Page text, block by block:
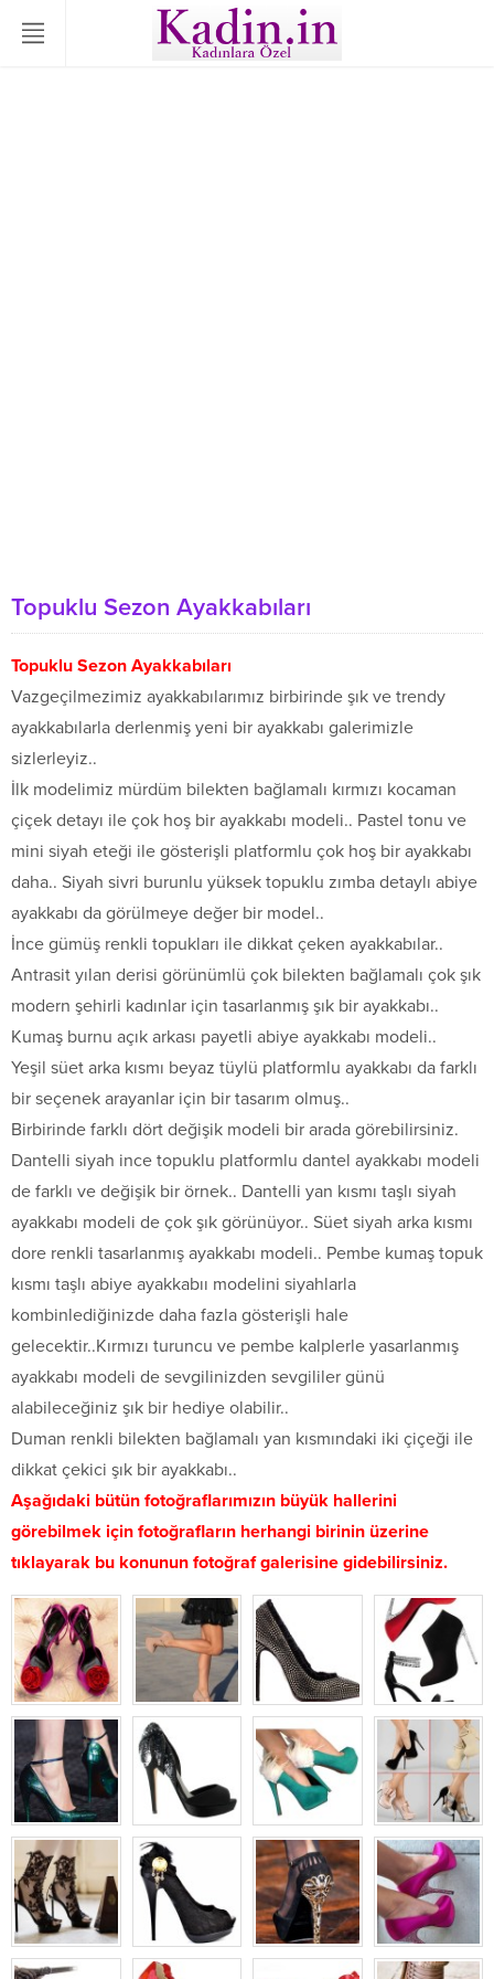
Topuklu Sezon Ayakkabıları
Topuklu Sezon Ayakkabıları
Vazgeçilmezimiz ayakkabılarımız birbirinde şık ve trendy
ayakkabılarla derlenmiş yeni bir ayakkabı galerimizle
sizlerleyiz..
İlk modelimiz mürdüm bilekten bağlamalı kırmızı kocaman
çiçek detayı ile çok hoş bir ayakkabı modeli.. Pastel tonu ve
mini siyah eteği ile gösterişli platformlu çok hoş bir ayakkabı
daha.. Siyah sivri burunlu yüksek topuklu zımba detaylı abiye
ayakkabı da görülmeye değer bir model..
İnce gümüş renkli topukları ile dikkat çeken ayakkabılar..
Antrasit yılan derisi görünümlü çok bilekten bağlamalı çok şık
modern şehirli kadınlar için tasarlanmış şık bir ayakkabı..
Kumaş burnu açık arkası payetli abiye ayakkabı modeli..
Yeşil süet arka kısmı beyaz tüylü platformlu ayakkabı da farklı
bir seçenek arayanlar için bir tasarım olmuş..
Birbirinde farklı dört değişik modeli bir arada görebilirsiniz.
Dantelli siyah ince topuklu platformlu dantel ayakkabı modeli
de farklı ve değişik bir örnek.. Dantelli yan kısmı taşlı siyah
ayakkabı modeli de çok şık görünüyor.. Süet siyah arka kısmı
dore renkli tasarlanmış ayakkabı modeli.. Pembe kumaş topuk
kısmı taşlı abiye ayakkabıı modelini siyahlarla
kombinlediğinizde daha fazla gösterişli hale
gelecektir..Kırmızı turuncu ve pembe kalplerle yasarlanmış
ayakkabı modeli de sevgilinizden sevgililer günü
alabileceğiniz şık bir hediye olabilir..
Duman renkli bilekten bağlamalı yan kısmındaki iki çiçeği ile
dikkat çekici şık bir ayakkabı..
Aşağıdaki bütün fotoğraflarımızın büyük hallerini
görebilmek için fotoğrafların herhangi birinin üzerine
tıklayarak bu konunun fotoğraf galerisine gidebilirsiniz.